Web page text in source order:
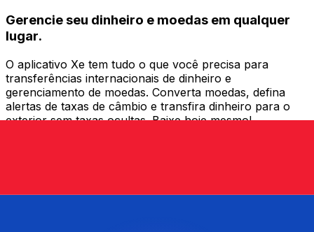
Gerencie seu dinheiro e moedas em qualquer
lugar.
O aplicativo Xe tem tudo o que você precisa para
transferências internacionais de dinheiro e
gerenciamento de moedas. Converta moedas, defina
alertas de taxas de câmbio e transfira dinheiro para o
exterior sem taxas ocultas. Baixe hoje mesmo!